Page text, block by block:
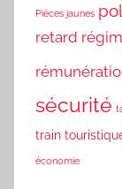
Pièces jaunes
retard
sécurité
train
économie